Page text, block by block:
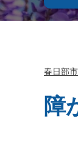
春日部
障